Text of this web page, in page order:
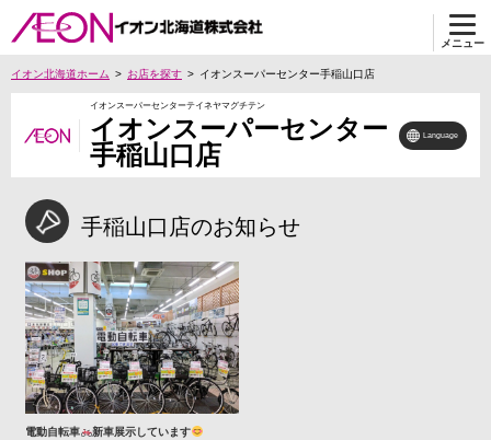
メニュー
イオン北海道ホーム お店を探す イオンスーパーセンター手稲山口店
イオンスーパーセンターテイネヤマグチテン
イオンスーパーセンター
手稲山口店
Language
手稲山口店のお知らせ
電動自転車 新車展示しています